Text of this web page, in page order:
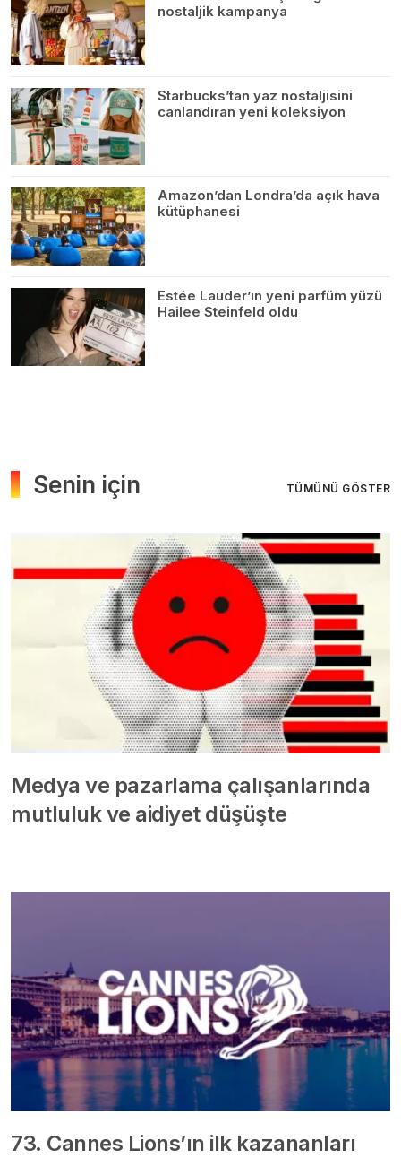
nostaljik kampanya
Starbucks’tan yaz nostaljisini
canlandıran yeni koleksiyon
Amazon’dan Londra’da açık hava
kütüphanesi
Estée Lauder’ın yeni parfüm yüzü
Hailee Steinfeld oldu
Senin için TÜMÜNÜ GÖSTER
Medya ve pazarlama çalışanlarında
mutluluk ve aidiyet düşüşte
73. Cannes Lions’ın ilk kazananları